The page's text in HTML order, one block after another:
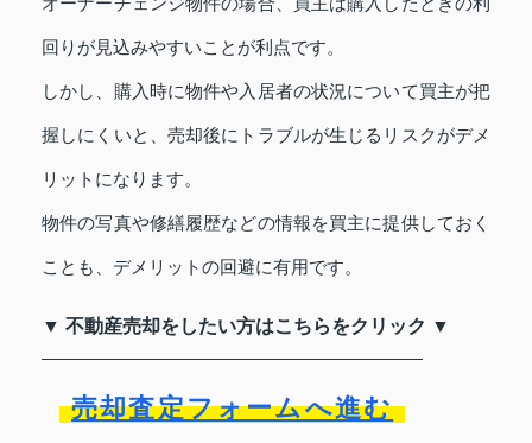
回りが見込みやすいことが利点です。
しかし、購入時に物件や入居者の状況について買主が把
握しにくいと、売却後にトラブルが生じるリスクがデメ
リットになります。
物件の写真や修繕履歴などの情報を買主に提供しておく
ことも、デメリットの回避に有用です。
▼ 不動産売却をしたい方はこちらをクリック ▼
売却査定フォームへ進む